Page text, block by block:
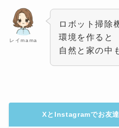
レイmama
ロボット掃除
環境を作ると
自然と家の中
XとInstagramでお友